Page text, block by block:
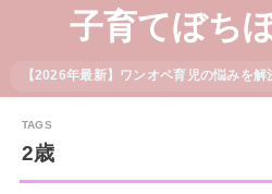
子育てぼち
【2026年最新】ワンオペ育児の悩みを
2歳